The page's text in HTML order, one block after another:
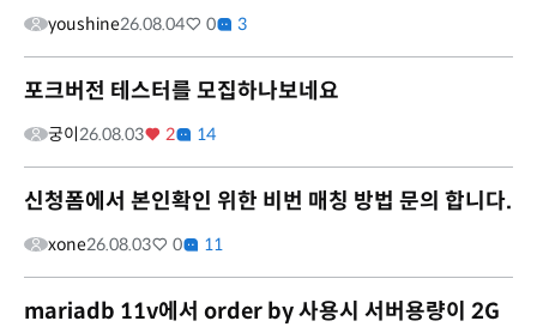
youshine26.08.04 0 3
포크버전 테스터를 모집하나보네요
궁이26.08.03 2 14
신청폼에서 본인확인 위한 비번 매칭 방법 문의 합니다.
xone26.08.03 0 11
mariadb 11v에서 order by 사용시 서버용량이 2G